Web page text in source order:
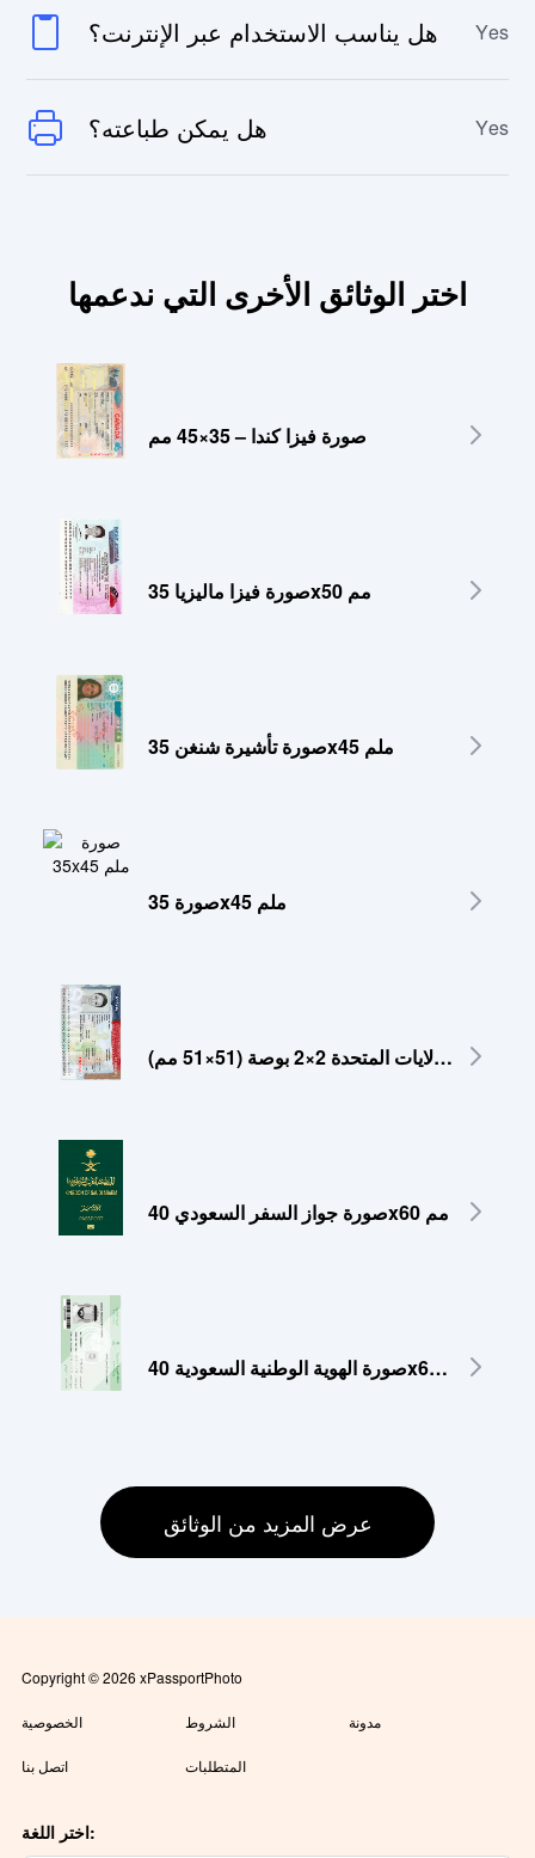
هل يناسب الاستخدام عبر الإنترنت؟ Yes
هل يمكن طباعته؟ Yes
اختر الوثائق الأخرى التي ندعمها
صورة فيزا كندا – 35×45 مم
صورة فيزا ماليزيا 35x50 مم
صورة تأشيرة شنغن 35x45 ملم
صورة 35x45 ملم
صورة تأشيرة الولايات المتحدة 2×2 بوصة (51×51 مم)
صورة جواز السفر السعودي 40x60 مم
صورة الهوية الوطنية السعودية 40x60 مم
عرض المزيد من الوثائق
Copyright © 2026 xPassportPhoto
الخصوصية الشروط مدونة
اتصل بنا المتطلبات
اختر اللغة: